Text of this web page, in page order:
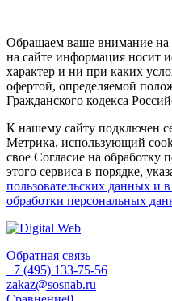
Обращаем ваше внимание на
на сайте информация носит
характер и ни при каких
офертой, определяемой
Гражданского кодекса
К нашему сайту подключен
Метрика, использующий
свое Согласие на
этого сервиса в порядке,
пользовательских данных и
обработки персональных
Обратная связь
+7 (495) 133-75-56
zakaz@sosnab.ru